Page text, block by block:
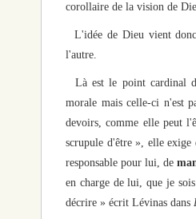
corollaire de la vision de
L'idée de Dieu vient
l'autre.
Là est le point cardinal
morale mais celle-ci n'est
devoirs, comme elle peut
scrupule d'être », elle exige
responsable pour lui, de
en charge de lui, que je
décrire » écrit Lévinas dans